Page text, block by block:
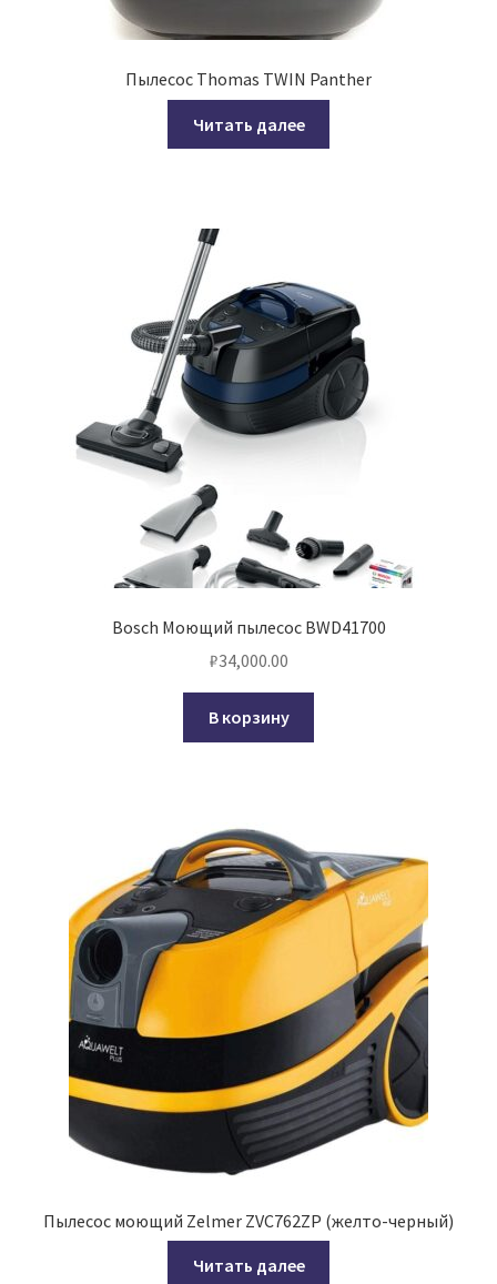
Пылесос Thomas TWIN Panther
Читать далее
Bosch Моющий пылесос BWD41700
₽34,000.00
В корзину
Пылесос моющий Zelmer ZVC762ZP (желто-черный)
Читать далее